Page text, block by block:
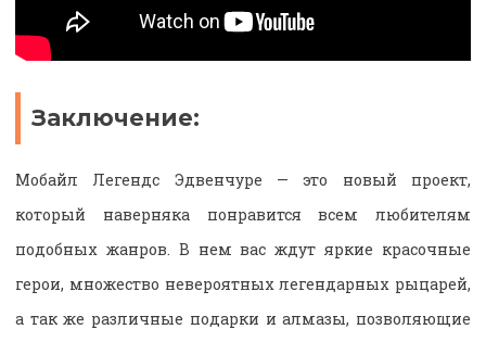
Заключение:
Мобайл Легендс Эдвенчуре — это новый проект,
который наверняка понравится всем любителям
подобных жанров. В нем вас ждут яркие красочные
герои, множество невероятных легендарных рыцарей,
а так же различные подарки и алмазы, позволяющие